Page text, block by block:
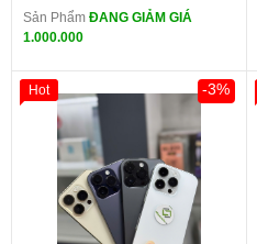
Sản Phẩm ĐANG GIẢM GIÁ
1.000.000
-3%
Hot